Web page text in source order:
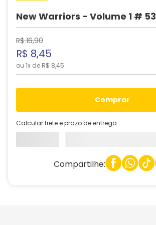
New Warriors - Volume 1 # 53
R$ 16,90
R$ 8,45
ou 1x de R$ 8,45
comprar
Calcular frete e prazo de entrega
Compartilhe: